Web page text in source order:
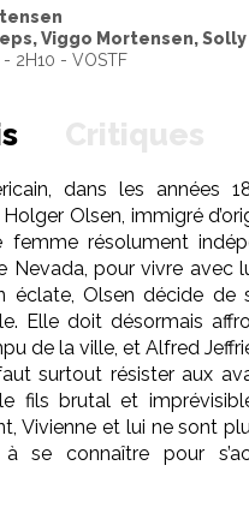
Viggo Mortensen,
2H10 - VOSTF
dans les années
Olsen, immigré
femme résolument
Nevada, pour vivre avec
éclate, Olsen décide de
Elle doit désormais
de la ville, et Alfred
surtout résister aux
fils brutal et
Vivienne et lui ne sont
à se connaître pour